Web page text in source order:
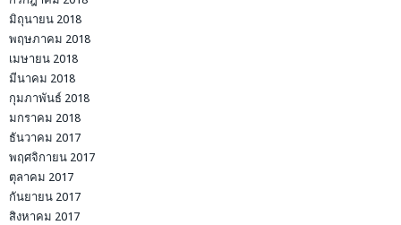
มิถุนายน 2018
พฤษภาคม 2018
เมษายน 2018
มีนาคม 2018
กุมภาพันธ์ 2018
มกราคม 2018
ธันวาคม 2017
พฤศจิกายน 2017
ตุลาคม 2017
กันยายน 2017
สิงหาคม 2017